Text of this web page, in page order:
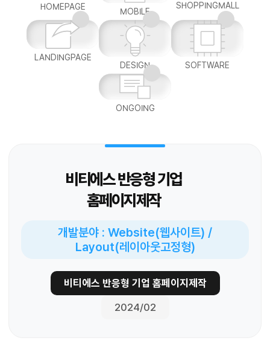
HOMEPAGE MOBILE
SHOPPINGMALL
LANDINGPAGE
DESIGN
SOFTWARE
ONGOING
비티에스 반응형 기업
홈페이지제작
개발분야 : Website(웹사이트) /
Layout(레이아웃고정형)
비티에스 반응형 기업 홈페이지제작
2024/02